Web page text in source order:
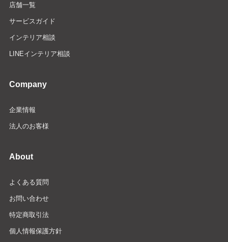
店舗一覧
サービスガイド
インテリア相談
LINEインテリア相談
Company
企業情報
法人のお客様
About
よくある質問
お問い合わせ
特定商取引法
個人情報保護方針